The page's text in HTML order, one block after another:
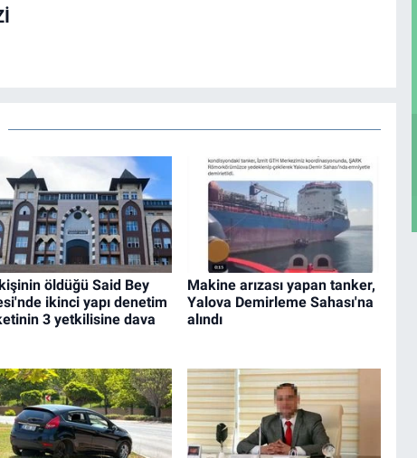
öldüğü Said Bey
ikinci yapı denetim
3 yetkilisine dava
Makine arızası yapan tanker,
Yalova Demirleme Sahası'na
alındı